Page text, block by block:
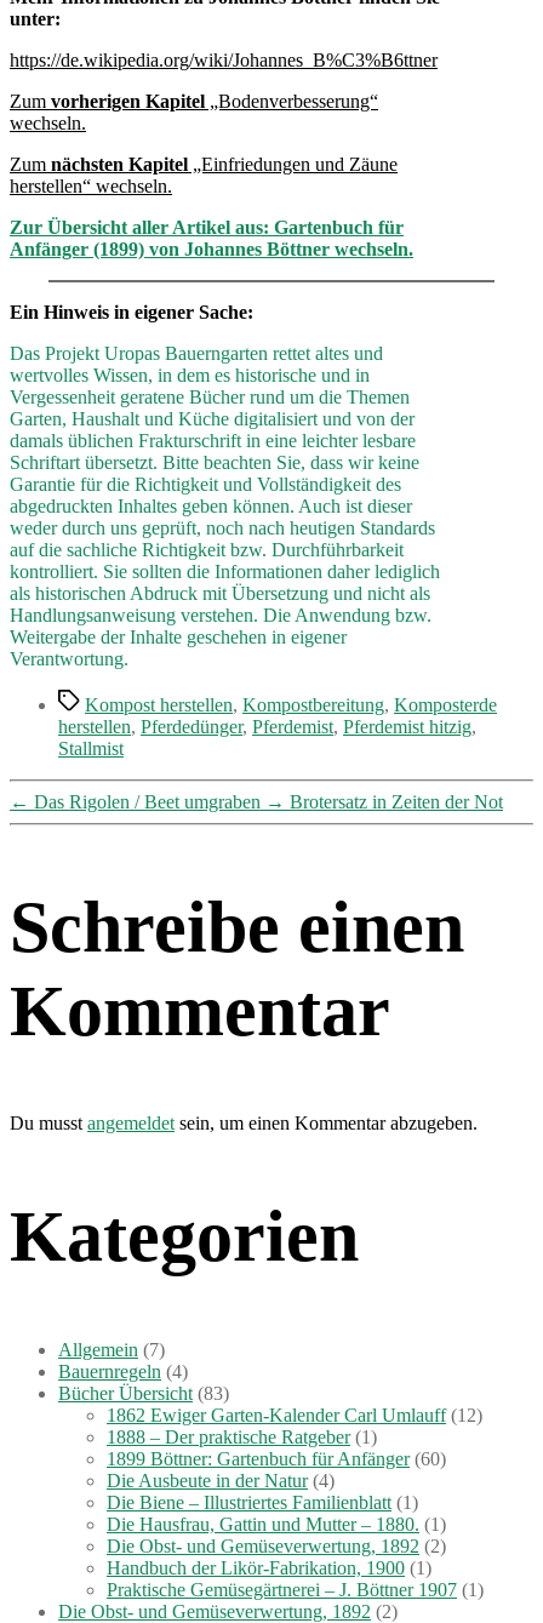
unter:
https://de.wikipedia.org/wiki/Johannes_B%C3%B6ttner
Zum vorherigen Kapitel „Bodenverbesserung“
wechseln.
Zum nächsten Kapitel „Einfriedungen und Zäune
herstellen“ wechseln.
Zur Übersicht aller Artikel aus: Gartenbuch für
Anfänger (1899) von Johannes Böttner wechseln.
Ein Hinweis in eigener Sache:
Das Projekt Uropas Bauerngarten rettet altes und
wertvolles Wissen, in dem es historische und in
Vergessenheit geratene Bücher rund um die Themen
Garten, Haushalt und Küche digitalisiert und von der
damals üblichen Frakturschrift in eine leichter lesbare
Schriftart übersetzt. Bitte beachten Sie, dass wir keine
Garantie für die Richtigkeit und Vollständigkeit des
abgedruckten Inhaltes geben können. Auch ist dieser
weder durch uns geprüft, noch nach heutigen Standards
auf die sachliche Richtigkeit bzw. Durchführbarkeit
kontrolliert. Sie sollten die Informationen daher lediglich
als historischen Abdruck mit Übersetzung und nicht als
Handlungsanweisung verstehen. Die Anwendung bzw.
Weitergabe der Inhalte geschehen in eigener
Verantwortung.
Schlagwörter
Kompost herstellen, Kompostbereitung, Komposterde
herstellen, Pferdedünger, Pferdemist, Pferdemist hitzig,
Stallmist
← Das Rigolen / Beet umgraben → Brotersatz in Zeiten der Not
Schreibe einen
Kommentar
Du musst angemeldet sein, um einen Kommentar abzugeben.
Kategorien
Allgemein (7)
Bauernregeln (4)
Bücher Übersicht (83)
1862 Ewiger Garten-Kalender Carl Umlauff(12)
1888 – Der praktische Ratgeber(1)
1899 Böttner: Gartenbuch für Anfänger(60)
Die Ausbeute in der Natur(4)
Die Biene – Illustriertes Familienblatt (1)
Die Hausfrau, Gattin und Mutter – 1880. (1)
Die Obst- und Gemüseverwertung, 1892 (2)
Handbuch der Likör-Fabrikation, 1900 (1)
Praktische Gemüsegärtnerei – J. Böttner 1907 (1)
Die Obst- und Gemüseverwertung, 1892 (2)